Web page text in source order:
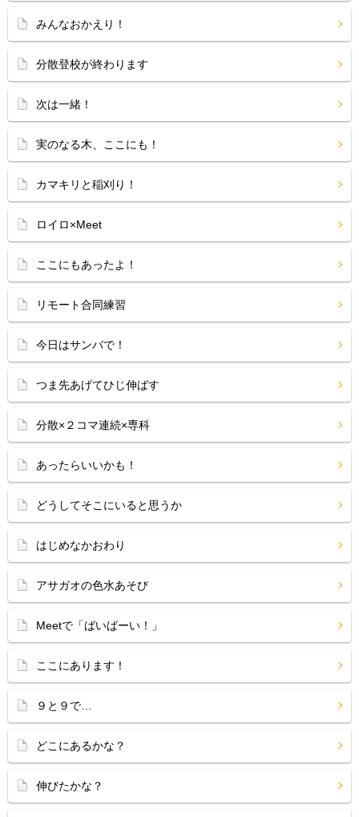
みんなおかえり！
分散登校が終わります
次は一緒！
実のなる木、ここにも！
カマキリと稲刈り！
ロイロ×Meet
ここにもあったよ！
リモート合同練習
今日はサンバで！
つま先あげてひじ伸ばす
分散×２コマ連続×専科
あったらいいかも！
どうしてそこにいると思うか
はじめなかおわり
アサガオの色水あそび
Meetで「ばいばーい！」
ここにあります！
９と９で…
どこにあるかな？
伸びたかな？